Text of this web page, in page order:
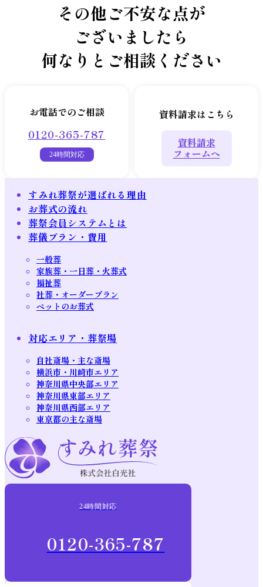
その他ご不安な点が
ございましたら
何なりとご相談ください
お電話でのご相談
0120-365-787
24時間対応
資料請求はこちら
資料請求
フォームへ
すみれ葬祭が選ばれる理由
お葬式の流れ
葬祭会員システムとは
葬儀プラン・費用
一般葬
家族葬・一日葬・火葬式
福祉葬
社葬・オーダープラン
ペットのお葬式
対応エリア・葬祭場
自社斎場・主な斎場
横浜市・川崎市エリア
神奈川県中央部エリア
神奈川県東部エリア
神奈川県西部エリア
東京都の主な斎場
24時間対応
0120-365-787